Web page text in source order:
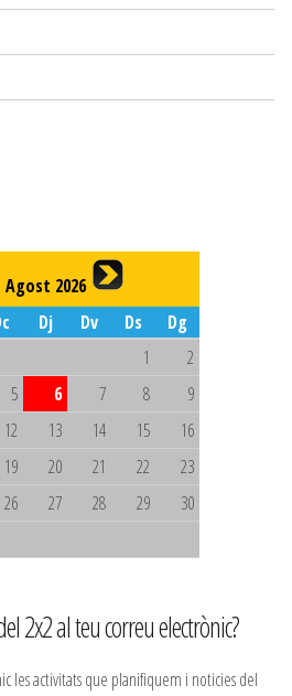
Agost 2026
Dj Dv Ds
Dg
1
2
5 6 7 8
9
12 13 14 15
16
19 20 21 22
23
26 27 28 29
30
2x2 al teu correu electrònic?
les activitats que planifiquem i noticies del